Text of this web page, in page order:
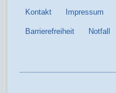
Kontakt Impressum
Barrierefreiheit Notfall